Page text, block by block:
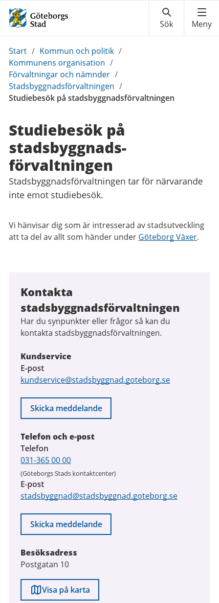
Du
är
här:
Start / Kommun och politik /
Kommunens organisation /
Förvaltningar och nämnder /
Stadsbyggnadsförvaltningen /
Studiebesök på stadsbyggnadsförvaltningen
Studiebesök på
stadsbyggnads­
förvaltningen
Stadsbyggnadsförvaltningen tar för närvarande
inte emot studiebesök.
Vi hänvisar dig som är intresserad av stadsutveckling
att ta del av allt som händer under Göteborg Växer.
Kontakta
stadsbyggnadsförvaltningen
Har du synpunkter eller frågor så kan du
kontakta stadsbyggnadsförvaltningen.
Kundservice
E-post
kundservice@stadsbyggnad.goteborg.se
Skicka meddelande
Telefon och e-post
Telefon
031-365 00 00
(Göteborgs Stads kontaktcenter)
E-post
stadsbyggnad@stadsbyggnad.goteborg.se
Skicka meddelande
Besöksadress
Postgatan 10
Visa på karta